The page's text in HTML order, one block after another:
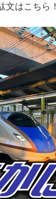
文はこちら！